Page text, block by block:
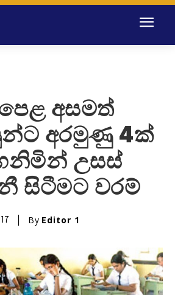
පෙළ අසමත්
අරමුණු 4ක්
උසස්
සිටීමට වරම්
By Editor 1